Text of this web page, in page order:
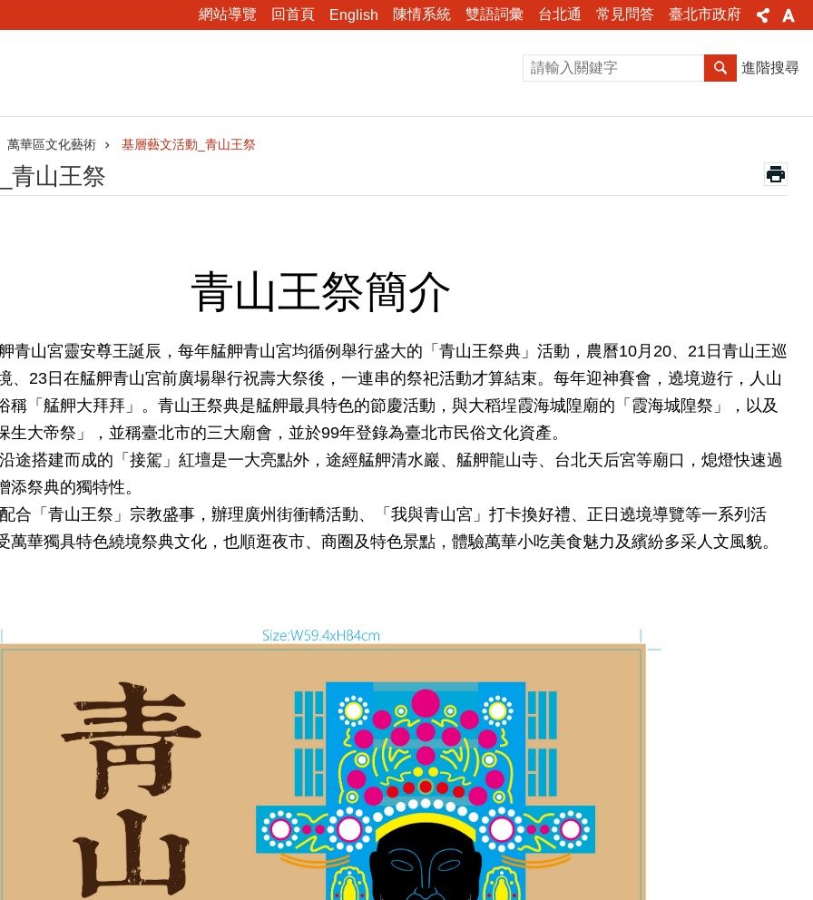
網站導覽 回首頁 English 陳情系統 雙語詞彙 台北通 常見問答 臺北市政府
進階搜尋
萬華區文化藝術 基層藝文活動_青山王祭
青山王祭
青山王祭簡介
青山宮靈安尊王誕辰，每年艋舺青山宮均循例舉行盛大的「青山王祭典」活動，農曆10月20、21日青山王巡
、23日在艋舺青山宮前廣場舉行祝壽大祭後，一連串的祭祀活動才算結束。每年迎神賽會，遶境遊行，人山
稱「艋舺大拜拜」。青山王祭典是艋舺最具特色的節慶活動，與大稻埕霞海城隍廟的「霞海城隍祭」，以及
生大帝祭」，並稱臺北市的三大廟會，並於99年登錄為臺北市民俗文化資產。
途搭建而成的「接駕」紅壇是一大亮點外，途經艋舺清水巖、艋舺龍山寺、台北天后宮等廟口，熄燈快速過
添祭典的獨特性。
合「青山王祭」宗教盛事，辦理廣州街衝轎活動、「我與青山宮」打卡換好禮、正日遶境導覽等一系列活
萬華獨具特色繞境祭典文化，也順逛夜市、商圈及特色景點，體驗萬華小吃美食魅力及繽紛多采人文風貌。